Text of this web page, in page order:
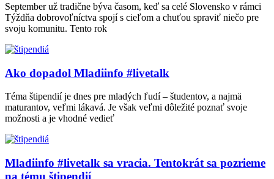
September už tradične býva časom, keď sa celé Slovensko v rámci
Týždňa dobrovoľníctva spojí s cieľom a chuťou spraviť niečo pre
svoju komunitu. Tento rok
Ako dopadol Mladiinfo #livetalk
Téma štipendií je dnes pre mladých ľudí – študentov, a najmä
maturantov, veľmi lákavá. Je však veľmi dôležité poznať svoje
možnosti a je vhodné vedieť
Mladiinfo #livetalk sa vracia. Tentokrát sa pozrieme
na tému štipendií